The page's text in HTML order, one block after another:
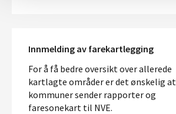
Innmelding av farekartlegging
For å få bedre oversikt over allerede
kartlagte områder er det ønskelig at
kommuner sender rapporter og
faresonekart til NVE.